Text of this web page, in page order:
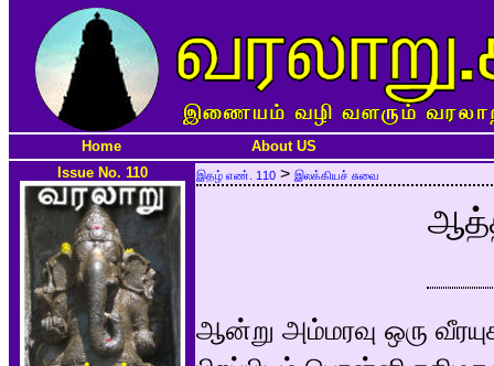
Home
About US
Issue No. 110
இதழ் எண். 110 > இலக்கியச் சுவை
ஆன்று அம்மரவு ஒரு